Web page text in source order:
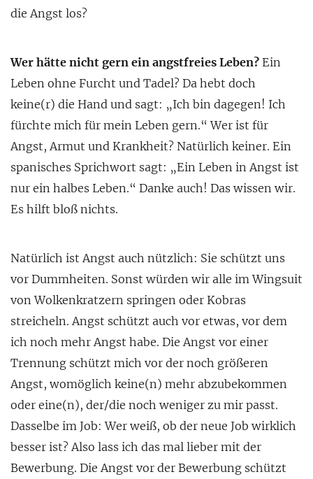
die Angst los?
Wer hätte nicht gern ein angstfreies Leben? Ein
Leben ohne Furcht und Tadel? Da hebt doch
keine(r) die Hand und sagt: „Ich bin dagegen! Ich
fürchte mich für mein Leben gern.“ Wer ist für
Angst, Armut und Krankheit? Natürlich keiner. Ein
spanisches Sprichwort sagt: „Ein Leben in Angst ist
nur ein halbes Leben.“ Danke auch! Das wissen wir.
Es hilft bloß nichts.
Natürlich ist Angst auch nützlich: Sie schützt uns
vor Dummheiten. Sonst würden wir alle im Wingsuit
von Wolkenkratzern springen oder Kobras
streicheln. Angst schützt auch vor etwas, vor dem
ich noch mehr Angst habe. Die Angst vor einer
Trennung schützt mich vor der noch größeren
Angst, womöglich keine(n) mehr abzubekommen
oder eine(n), der/die noch weniger zu mir passt.
Dasselbe im Job: Wer weiß, ob der neue Job wirklich
besser ist? Also lass ich das mal lieber mit der
Bewerbung. Die Angst vor der Bewerbung schützt